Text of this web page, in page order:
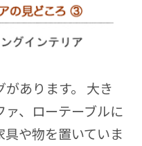
あります。 大き
、ローテーブルに
や物を置いていま